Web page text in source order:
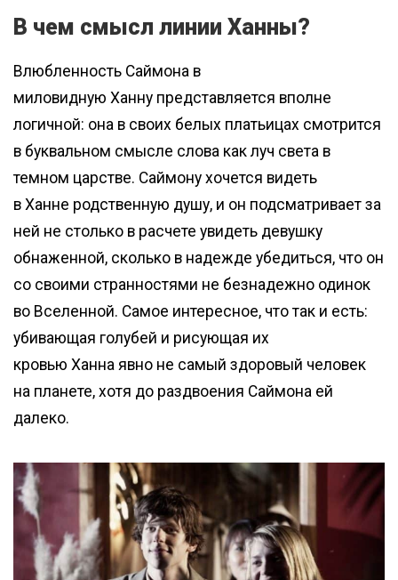
В чем смысл линии Ханны?
Влюбленность Саймона в
миловидную Ханну представляется вполне
логичной: она в своих белых платьицах смотрится
в буквальном смысле слова как луч света в
темном царстве. Саймону хочется видеть
в Ханне родственную душу, и он подсматривает за
ней не столько в расчете увидеть девушку
обнаженной, сколько в надежде убедиться, что он
со своими странностями не безнадежно одинок
во Вселенной. Самое интересное, что так и есть:
убивающая голубей и рисующая их
кровью Ханна явно не самый здоровый человек
на планете, хотя до раздвоения Саймона ей
далеко.